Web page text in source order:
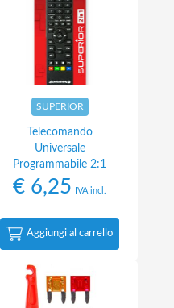
SUPERIOR
Telecomando
Universale
Programmabile 2:1
€ 6,25 IVA incl.
Aggiungi al carrello